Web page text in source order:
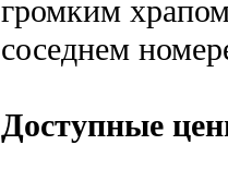
громким
соседнем
Доступные